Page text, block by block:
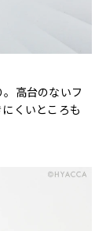
高台のないフ
くいところも